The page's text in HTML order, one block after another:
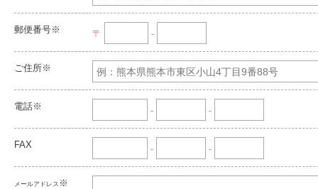
郵便番号※ 〒 -
ご住所※
電話※ - -
FAX - -
メールアドレス ※